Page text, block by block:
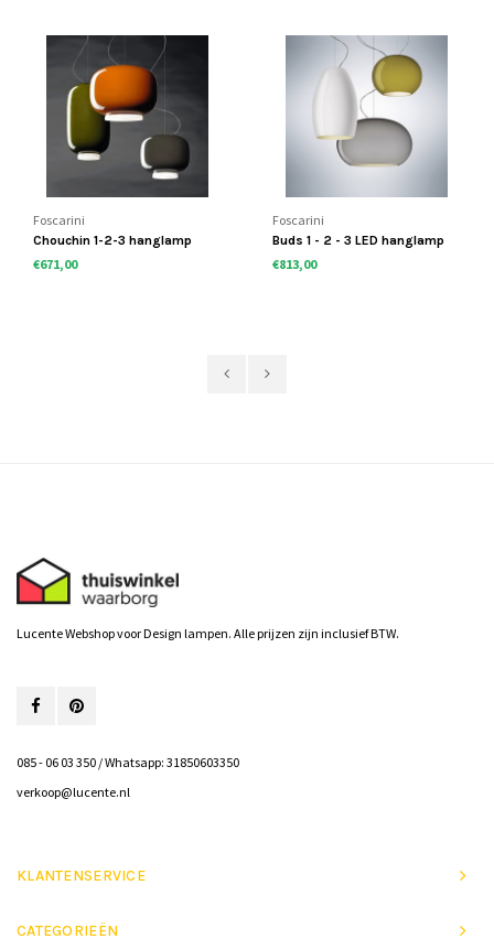
Foscarini
Chouchin 1-2-3 hanglamp
€671,00
Foscarini
Buds 1 - 2 - 3 LED hanglamp
€813,00
Lucente Webshop voor Design lampen. Alle prijzen zijn inclusief BTW.
085 - 06 03 350 / Whatsapp: 31850603350
verkoop@lucente.nl
KLANTENSERVICE
CATEGORIEËN